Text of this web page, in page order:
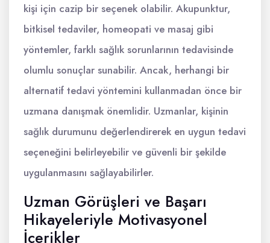
kişi için cazip bir seçenek olabilir. Akupunktur,
bitkisel tedaviler, homeopati ve masaj gibi
yöntemler, farklı sağlık sorunlarının tedavisinde
olumlu sonuçlar sunabilir. Ancak, herhangi bir
alternatif tedavi yöntemini kullanmadan önce bir
uzmana danışmak önemlidir. Uzmanlar, kişinin
sağlık durumunu değerlendirerek en uygun tedavi
seçeneğini belirleyebilir ve güvenli bir şekilde
uygulanmasını sağlayabilirler.
Uzman Görüşleri ve Başarı
Hikayeleriyle Motivasyonel
İçerikler